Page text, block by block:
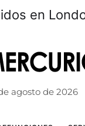
en
agosto de 2026